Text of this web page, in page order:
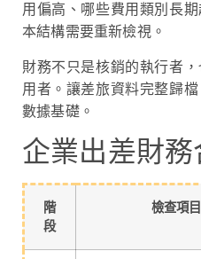
用偏高、哪些費用類別長
本結構需要重新檢視。
財務不只是核銷的執行者
用者。讓差旅資料完整歸
數據基礎。
企業出差財
階
段
檢查項目